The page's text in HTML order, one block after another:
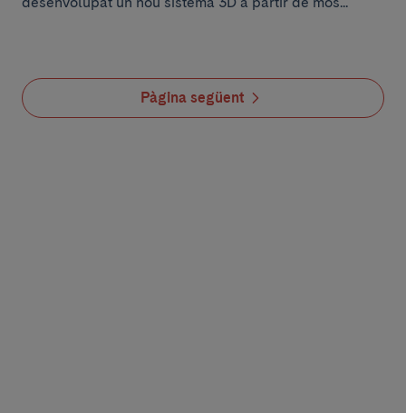
Pàgina següent